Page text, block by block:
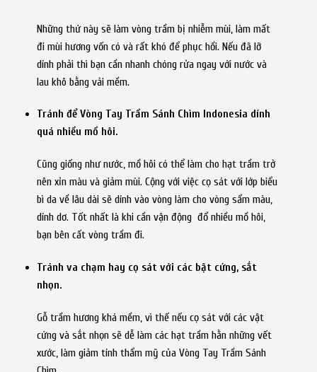
Những thứ này sẽ làm vòng trầm bị nhiễm mùi, làm mất
đi mùi hương vốn có và rất khó để phục hồi. Nếu đã lỡ
dính phải thì bạn cần nhanh chóng rửa ngay với nước và
lau khô bằng vải mềm.
Tránh để Vòng Tay Trầm Sánh Chìm Indonesia dính
quá nhiều mồ hôi.
Cũng giống như nước, mồ hôi có thể làm cho hạt trầm trở
nên xỉn màu và giảm mùi. Cộng với việc cọ sát với lớp biểu
bì da về lâu dài sẽ dính vào vòng làm cho vòng sẩm màu,
dính dơ. Tốt nhất là khi cần vận động đổ nhiều mồ hôi,
bạn bên cất vòng trầm đi.
Tránh va chạm hay cọ sát với các bật cứng, sắt
nhọn.
Gỗ trầm hương khá mềm, vì thế nếu cọ sát với các vật
cứng và sắt nhọn sẽ dễ làm các hạt trầm hằn những vết
xước, làm giảm tính thẩm mỹ của Vòng Tay Trầm Sánh